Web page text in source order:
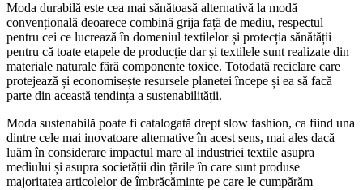
Moda durabilă este cea mai sănătoasă alternativă la modă
convențională deoarece combină grija față de mediu, respectul
pentru cei ce lucrează în domeniul textilelor și protecția sănătății
pentru că toate etapele de producție dar și textilele sunt realizate din
materiale naturale fără componente toxice. Totodată reciclare care
protejează și economisește resursele planetei începe și ea să facă
parte din această tendința a sustenabilității.
Moda sustenabilă poate fi catalogată drept slow fashion, ca fiind una
dintre cele mai inovatoare alternative în acest sens, mai ales dacă
luăm în considerare impactul mare al industriei textile asupra
mediului și asupra societății din țările în care sunt produse
majoritatea articolelor de îmbrăcăminte pe care le cumpărăm